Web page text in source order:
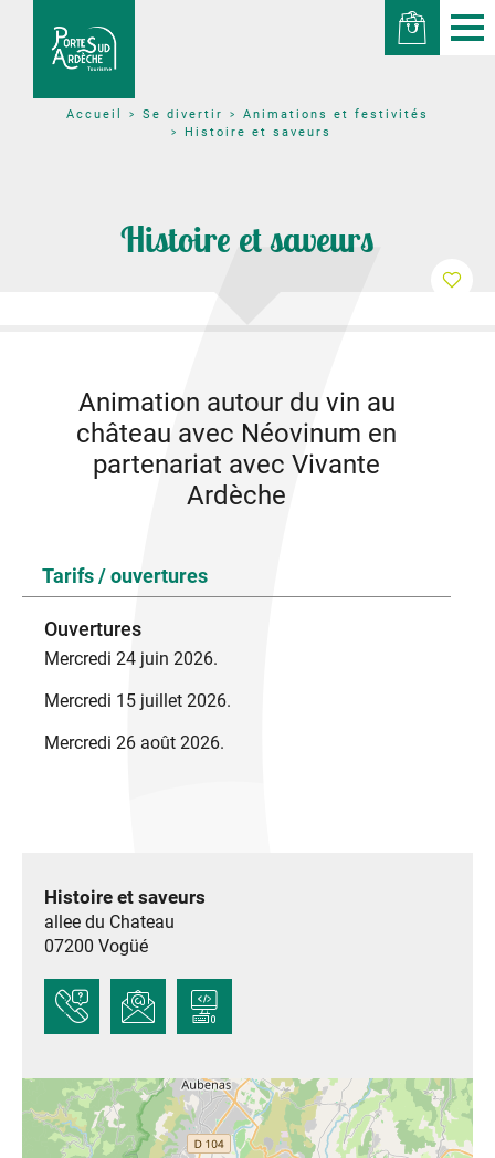
Accueil Se divertir
Animations et festivités
Histoire et saveurs
Histoire et saveurs
Animation autour du vin au
château avec Néovinum en
partenariat avec Vivante
Ardèche
Tarifs / ouvertures
Ouvertures
Mercredi 24 juin 2026.
Mercredi 15 juillet 2026.
Mercredi 26 août 2026.
Histoire et saveurs
allee du Chateau
07200 Vogüé